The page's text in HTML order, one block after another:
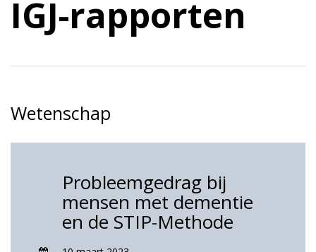
IGJ-rapporten
Wetenschap
Probleemgedrag bij
mensen met dementie
en de STIP-Methode